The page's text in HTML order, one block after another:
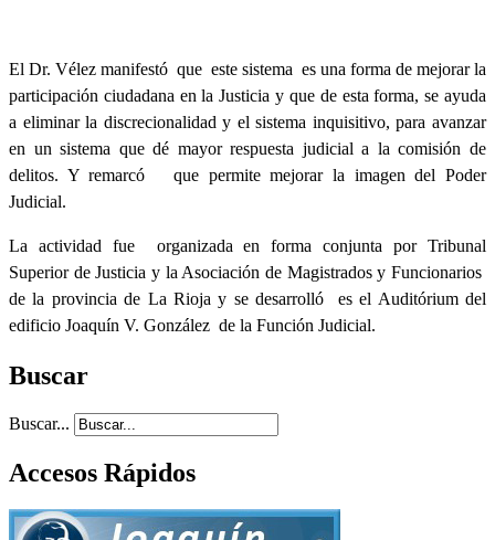
El Dr. Vélez manifestó que este sistema es una forma de mejorar la
participación ciudadana en la Justicia y que de esta forma, se ayuda
a eliminar la discrecionalidad y el sistema inquisitivo, para avanzar
en un sistema que dé mayor respuesta judicial a la comisión de
delitos. Y remarcó que permite mejorar la imagen del Poder
Judicial.
La actividad fue organizada en forma conjunta por Tribunal
Superior de Justicia y la Asociación de Magistrados y Funcionarios
de la provincia de La Rioja y se desarrolló es el Auditórium del
edificio Joaquín V. González de la Función Judicial.
Buscar
Buscar...
Accesos Rápidos